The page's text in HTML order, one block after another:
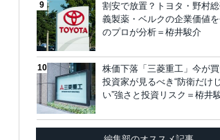
割安で放置？トヨタ・野村
義製薬・ベルクの企業価値
のプロが分析＝栫井駿介
株価下落「三菱重工」今が
投資家が見るべき“防衛だけ
い”強さと投資リスク＝栫井